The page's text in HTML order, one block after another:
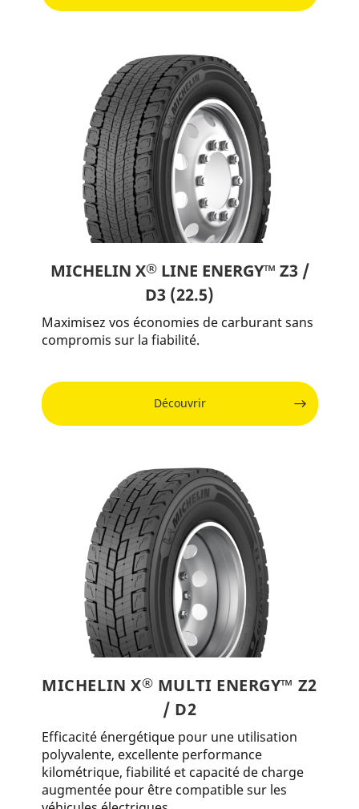
MICHELIN X®LINE ENERGY™ Z3 /
D3 (22.5)
Maximisez vos économies de carburant sans
compromis sur la fiabilité.
Découvrir
MICHELIN X® MULTI ENERGY™ Z2
/ D2
Efficacité énergétique pour une utilisation
polyvalente, excellente performance
kilométrique, fiabilité et capacité de charge
augmentée pour être compatible sur les